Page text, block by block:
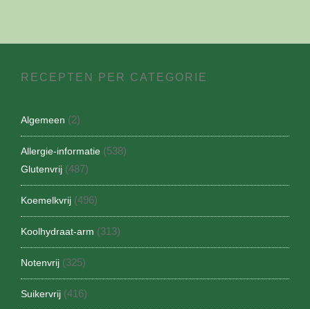
RECEPTEN PER CATEGORIE
Algemeen (2)
Allergie-informatie (538)
Glutenvrij (487)
Koemelkvrij (496)
Koolhydraat-arm (313)
Notenvrij (325)
Suikervrij (416)